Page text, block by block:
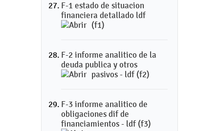
F-1 estado de situacion
financiera detallado ldf
(f1)
F-2 informe analitico de la
deuda publica y otros
pasivos - ldf (f2)
F-3 informe analitico de
obligaciones dif de
financiamientos - ldf (f3)